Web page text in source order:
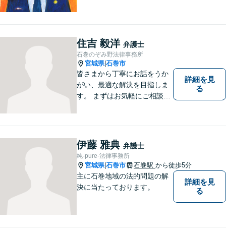
住吉 毅洋 弁護士
石巻のぞみ野法律事務所
宮城県|石巻市
皆さまから丁寧にお話をうか
がい、最適な解決を目指しま
す。 まずはお気軽にご相談く
詳細を見
る
伊藤 雅典 弁護士
純-pure-法律事務所
宮城県|石巻市 石巻駅 から徒歩5分
主に石巻地域の法的問題の解
決に当たっております。
詳細を見
る